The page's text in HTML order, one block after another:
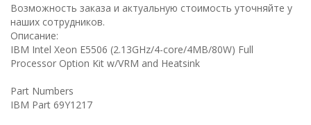
Возможность заказа и актуальную стоимость уточняйте у
наших сотрудников.
Описание:
IBM Intel Xeon E5506 (2.13GHz/4-core/4MB/80W) Full
Processor Option Kit w/VRM and Heatsink
Part Numbers
IBM Part 69Y1217